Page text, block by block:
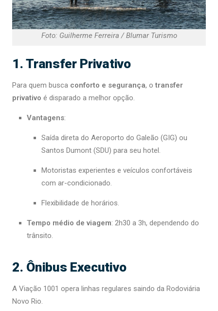
Foto: Guilherme Ferreira / Blumar Turismo
1. Transfer Privativo
Para quem busca conforto e segurança, otransfer
privativo é disparado a melhor opção.
Vantagens:
Saída direta do Aeroporto do Galeão (GIG) ou
Santos Dumont (SDU) para seu hotel.
Motoristas experientes e veículos confortáveis
com ar-condicionado.
Flexibilidade de horários.
Tempo médio de viagem: 2h30 a 3h, dependendo do
trânsito.
2. Ônibus Executivo
A Viação 1001 opera linhas regulares saindo da Rodoviária
Novo Rio.